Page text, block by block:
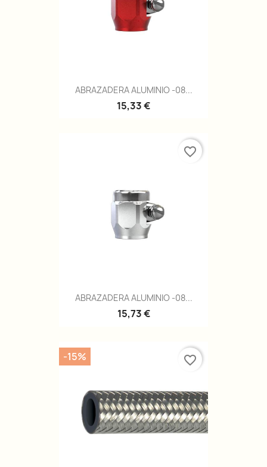
ABRAZADERA ALUMINIO -08...
15,33 €
ABRAZADERA ALUMINIO -08...
15,73 €
favorite_border
-15% favorite_border